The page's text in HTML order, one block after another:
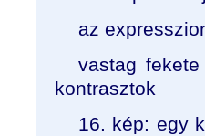
az
vastag
kontrasztok
16. kép: egy